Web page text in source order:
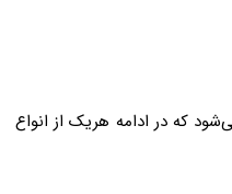
که در ادامه هریک از انواع